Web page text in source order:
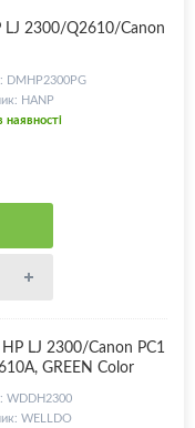
2300/Q2610/Canon
DMHP2300PG
HANP
наявності
LJ 2300/Canon PC1
GREEN Color
WDDH2300
WELLDO